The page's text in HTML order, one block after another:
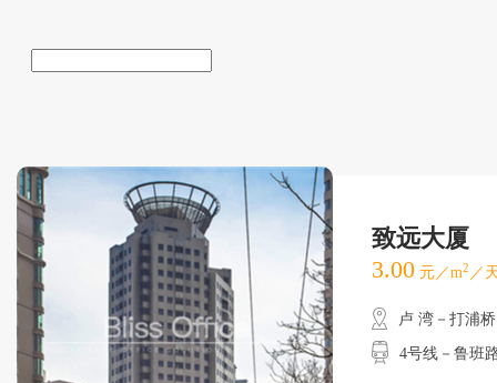
致远大厦
3.00 元／m2 ／
卢 湾－打浦桥
4号线－鲁班